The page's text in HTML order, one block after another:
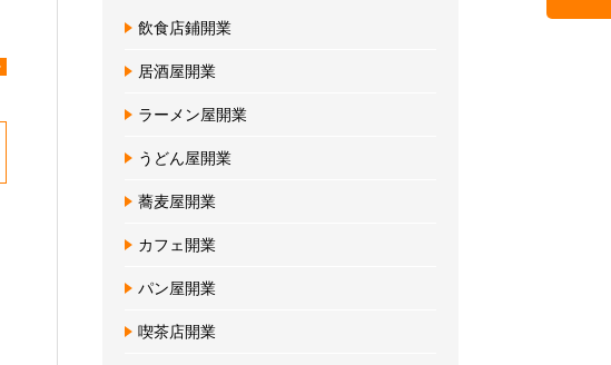
飲食店鋪開業
居酒屋開業
ラーメン屋開業
うどん屋開業
蕎麦屋開業
カフェ開業
パン屋開業
喫茶店開業